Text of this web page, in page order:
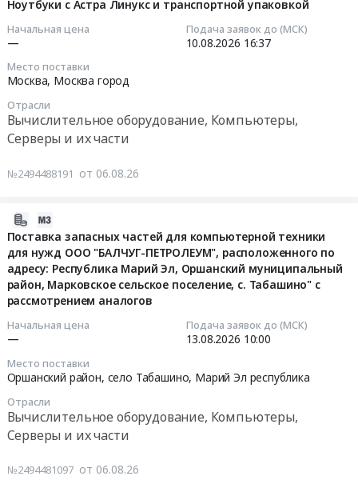
Ноутбуки с Астра Линукс и транспортной упаковкой
Начальная цена
—
Подача заявок до (МСК)
10.08.2026 16:37
Место поставки
Москва, Москва город
Отрасли
Вычислительное оборудование, Компьютеры,
Серверы и их части
№2494488191 от 06.08.26
Поставка запасных частей для компьютерной техники
для нужд ООО "БАЛЧУГ-ПЕТРОЛЕУМ", расположенного по
адресу: Республика Марий Эл, Оршанский муниципальный
район, Марковское сельское поселение, с. Табашино" с
рассмотрением аналогов
Начальная цена
—
Подача заявок до (МСК)
13.08.2026 10:00
Место поставки
Оршанский район, село Табашино, Марий Эл республика
Отрасли
Вычислительное оборудование, Компьютеры,
Серверы и их части
№2494481097 от 06.08.26